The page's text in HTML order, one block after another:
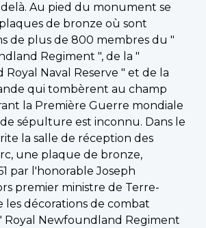
Au pied du monument se
de bronze où sont
de plus de 800 membres du "
Regiment ", de la "
Naval Reserve " et de la
qui tombèrent au champ
la Première Guerre mondiale
sépulture est inconnu. Dans le
la salle de réception des
une plaque de bronze,
par l'honorable Joseph
premier ministre de Terre-
les décorations de combat
Royal Newfoundland Regiment